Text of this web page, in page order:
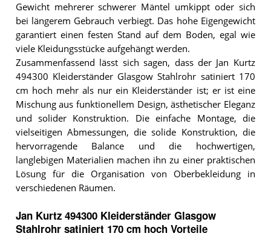
Gewicht mehrerer schwerer Mäntel umkippt oder sich
bei längerem Gebrauch verbiegt. Das hohe Eigengewicht
garantiert einen festen Stand auf dem Boden, egal wie
viele Kleidungsstücke aufgehängt werden.
Zusammenfassend lässt sich sagen, dass der Jan Kurtz
494300 Kleiderständer Glasgow Stahlrohr satiniert 170
cm hoch mehr als nur ein Kleiderständer ist; er ist eine
Mischung aus funktionellem Design, ästhetischer Eleganz
und solider Konstruktion. Die einfache Montage, die
vielseitigen Abmessungen, die solide Konstruktion, die
hervorragende Balance und die hochwertigen,
langlebigen Materialien machen ihn zu einer praktischen
Lösung für die Organisation von Oberbekleidung in
verschiedenen Räumen.
Jan Kurtz 494300 Kleiderständer Glasgow
Stahlrohr satiniert 170 cm hoch Vorteile